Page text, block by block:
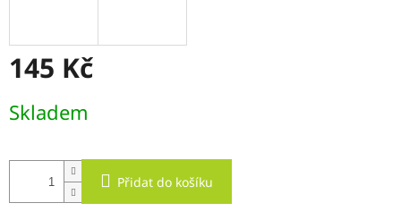
145 Kč
cena:
Skladem
Přidat do košíku